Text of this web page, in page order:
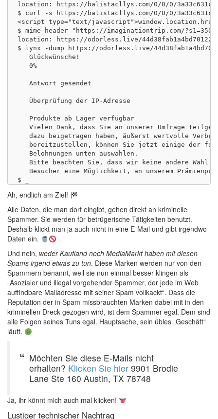
location: https://balistacllys.com/0/0/0/
$ curl -s https://balistacllys.com/0/0/0/
<script type="text/
$ mime-header "https://imaginationtrip.com/
location: https://odorless.live/
$ lynx -dump https://odorless.live/
   Glückwünsche!
   0%
   Antwort gesendet
   Überprüfung der IP-Adresse
   Produkte ab Lager verfügbar
Vielen Dank, dass Sie an unserer Umfrage
dazu beigetragen haben, äußerst wertvolle
bereitzustellen, können Sie jetzt einige der
   Belohnungen unten auswählen.
Bitte beachten Sie, dass wir keine andere Wahl
Besucher eine Möglichkeit, an unserem
Ah, endlich am Ziel!
Alle Daten, die man dort eingibt, gehen direkt an kriminelle
Spammer. Sie werden für betrügerische Tätigkeiten benutzt.
Deshalb klickt man ja auch nicht in eine E-Mail und gibt irgendwo
Daten ein.
Und nein, weder Kaufland noch MediaMarkt haben mit diesen
Spams irgend etwas zu tun. Diese Marken werden nur von den
Spammern benannt, weil sie nun einmal besser klingen als
„Asozialer und illegal vorgehender Spammer, der jede im Web
auffindbare Mailadresse mit seiner Spam vollkackt“. Dass die
Reputation der in Spam missbrauchten Marken dabei mit in den
kriminellen Dreck gezogen wird, ist dem Spammer egal. Dem sind
alle Folgen seines Tuns egal. Hauptsache, sein übles „Geschäft“
läuft.
Möchten Sie diese E-Mails nicht
erhalten? Klicken Sie hier 9901 Brodie
Lane Ste 160 Austin, TX 78748
Ja, ihr könnt mich auch mal klicken!
Lustiger technischer Nachtrag